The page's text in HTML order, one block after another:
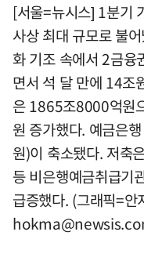
[서울=뉴시스] 1분기
사상 최대 규모로 불
화 기조 속에서 2금융
면서 석 달 만에 14조
은 1865조8000억원
원 증가했다. 예금은
원)이 축소됐다. 저축
등 비은행예금취급기
급증했다. (그래픽=안